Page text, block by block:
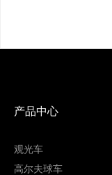
产品中心
观光车
高尔夫球车